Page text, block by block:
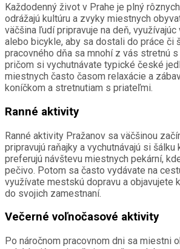
Každodenný život v Prahe je plný
odrážajú kultúru a zvyky miestnych
väčšina ľudí pripravuje na deň, využívajúc
alebo bicykle, aby sa dostali do práce či
pracovného dňa sa mnohí z vás stretnú
pričom si vychutnávate typické české
miestnych často časom relaxácie a
koníčkom a stretnutiam s priateľmi.
Ranné aktivity
Ranné aktivity Pražanov sa väčšinou
pripravujú raňajky a vychutnávajú si šálku
preferujú návštevu miestnych pekární,
pečivo. Potom sa často vydávate na
využívate mestskú dopravu a objavujete
do svojich zamestnaní.
Večerné voľnočasové aktivity
Po náročnom pracovnom dni sa miestni